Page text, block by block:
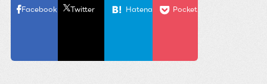
Facebook Twitter Hatena Pocket